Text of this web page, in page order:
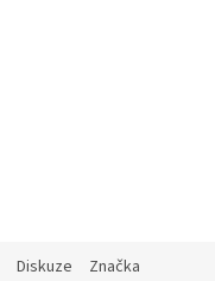
Diskuze Značka